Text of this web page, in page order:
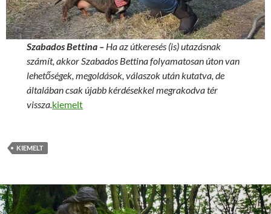
Szabados Bettina – Ha az útkeresés (is) utazásnak
számít, akkor Szabados Bettina folyamatosan úton van
lehetőségek, megoldások, válaszok után kutatva, de
általában csak újabb kérdésekkel megrakodva tér
vissza. kiemelt
KIEMELT